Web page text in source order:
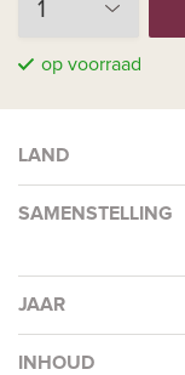
op voorraad
LAND
SAMENSTELLING
JAAR
INHOUD